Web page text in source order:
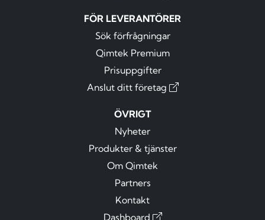
FÖR LEVERANTÖRER
Sök förfrågningar
Qimtek Premium
Prisuppgifter
Anslut ditt företag
ÖVRIGT
Nyheter
Produkter & tjänster
Om Qimtek
Partners
Kontakt
Dashboard